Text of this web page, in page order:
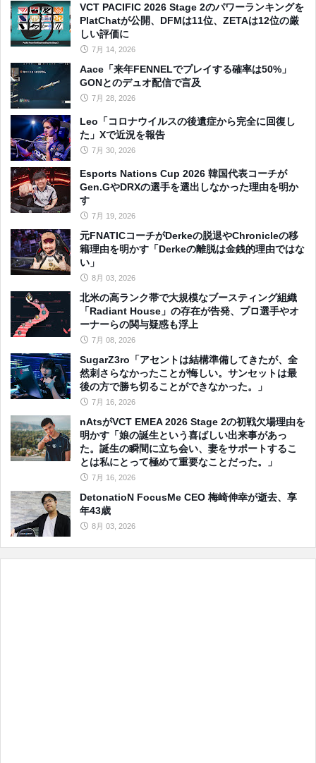
VCT PACIFIC 2026 Stage 2のパワーランキングを
PlatChatが公開、DFMは11位、ZETAは12位の厳
しい評価に
7月 14, 2026
Aace「来年FENNELでプレイする確率は50%」
GONとのデュオ配信で言及
7月 28, 2026
Leo「コロナウイルスの後遺症から完全に回復し
た」Xで近況を報告
7月 30, 2026
Esports Nations Cup 2026 韓国代表コーチが
Gen.GやDRXの選手を選出しなかった理由を明か
す
7月 19, 2026
元FNATICコーチがDerkeの脱退やChronicleの移
籍理由を明かす「Derkeの離脱は金銭的理由ではな
い」
8月 03, 2026
北米の高ランク帯で大規模なブースティング組織
「Radiant House」の存在が告発、プロ選手やオ
ーナーらの関与疑惑も浮上
7月 08, 2026
SugarZ3ro「アセントは結構準備してきたが、全
然刺さらなかったことが悔しい。サンセットは最
後の方で勝ち切ることができなかった。」
7月 16, 2026
nAtsがVCT EMEA 2026 Stage 2の初戦欠場理由を
明かす「娘の誕生という喜ばしい出来事があっ
た。誕生の瞬間に立ち会い、妻をサポートするこ
とは私にとって極めて重要なことだった。」
7月 16, 2026
DetonatioN FocusMe CEO 梅崎伸幸が逝去、享
年43歳
8月 03, 2026